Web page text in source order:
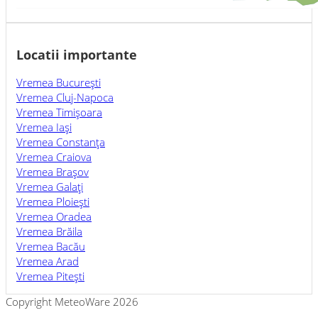
Locatii importante
Vremea Bucureşti
Vremea Cluj-Napoca
Vremea Timişoara
Vremea Iaşi
Vremea Constanţa
Vremea Craiova
Vremea Braşov
Vremea Galaţi
Vremea Ploieşti
Vremea Oradea
Vremea Brăila
Vremea Bacău
Vremea Arad
Vremea Piteşti
Copyright MeteoWare 2026